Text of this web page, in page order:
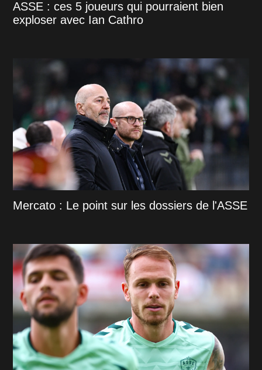
ASSE : ces 5 joueurs qui pourraient bien
exploser avec Ian Cathro
Mercato : Le point sur les dossiers de l'ASSE